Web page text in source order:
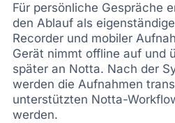
Für persönliche Gespräche
den Ablauf als
Recorder und mobiler
Gerät nimmt offline auf und
später an Notta. Nach der
werden die Aufnahmen
unterstützten Notta-
werden.